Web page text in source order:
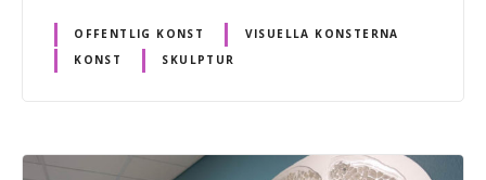
OFFENTLIG KONST
VISUELLA KONSTERNA
KONST
SKULPTUR